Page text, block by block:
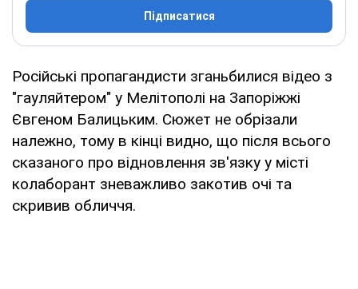
Підписатися
Російські пропагандисти зганьбилися відео з
"гауляйтером" у Мелітополі на Запоріжжі
Євгеном Балицьким. Сюжет не обрізали
належно, тому в кінці видно, що після всього
сказаного про відновлення зв'язку у місті
колаборант зневажливо закотив очі та
скривив обличчя.